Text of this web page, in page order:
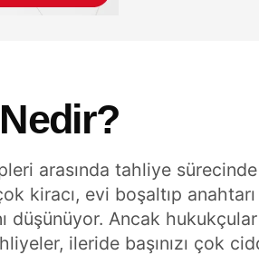
arasında tahliye sürecinde
kiracı, evi boşaltıp
düşünüyor. Ancak
ileride başınızı çok